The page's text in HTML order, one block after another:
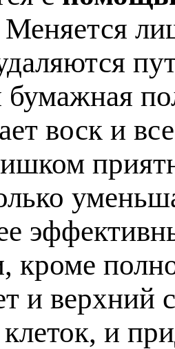
Меняется
бумажная
воск и
кроме
и верхний
и